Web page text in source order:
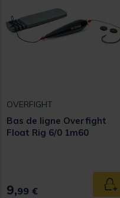
OVERFIGHT
Bas de ligne Overfight
Float Rig 6/0 1m60
9,99 €